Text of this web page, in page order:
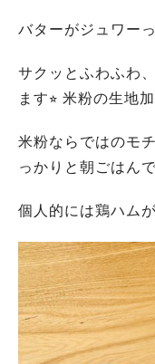
バターがジュワー
サクッとふわふわ
ます⭐︎ 米粉の生地
米粉ならではのモ
っかりと朝ごはんで
個人的には鶏ハム